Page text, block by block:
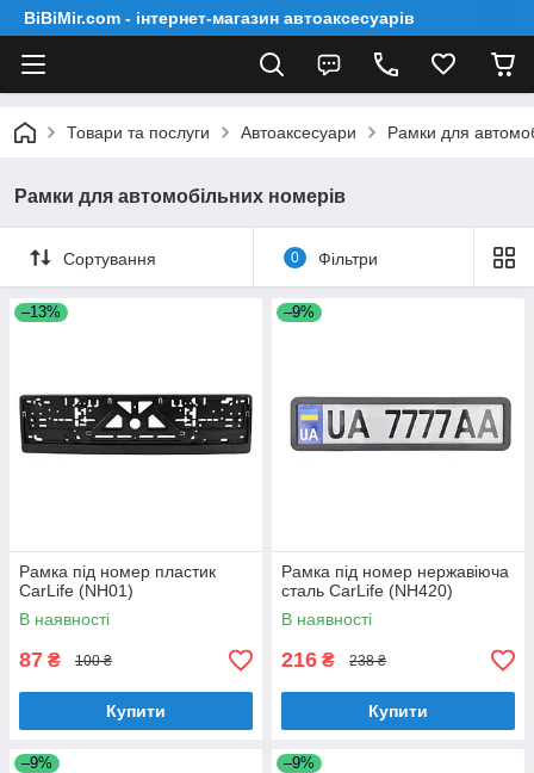
BiBiMir.com - інтернет-магазин автоаксесуарів
Товари та послуги Автоаксесуари Рамки для
Рамки для автомобільних номерів
Сортування 0 Фільтри
–13%
Рамка під номер пластик
CarLife (NH01)
В наявності
87 ₴ 100 ₴
Купити
–9%
Рамка під номер нержавіюча
сталь CarLife (NH420)
В наявності
216 ₴ 238 ₴
Купити
–9% –9%